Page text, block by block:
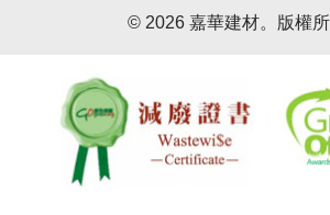
© 2026 嘉華建材。版權所